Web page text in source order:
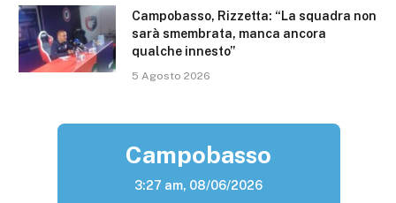
Campobasso, Rizzetta: “La squadra non
sarà smembrata, manca ancora
qualche innesto”
5 Agosto 2026
Campobasso
3:27 am, 08/06/2026